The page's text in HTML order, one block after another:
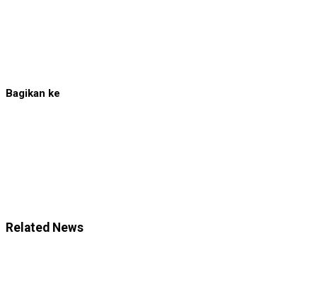
Bagikan ke
Related News